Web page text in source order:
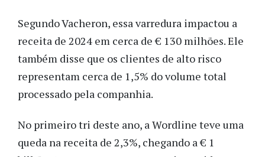
Segundo Vacheron, essa varredura impactou a
receita de 2024 em cerca de € 130 milhões. Ele
também disse que os clientes de alto risco
representam cerca de 1,5% do volume total
processado pela companhia.
No primeiro tri deste ano, a Wordline teve uma
queda na receita de 2,3%, chegando a € 1